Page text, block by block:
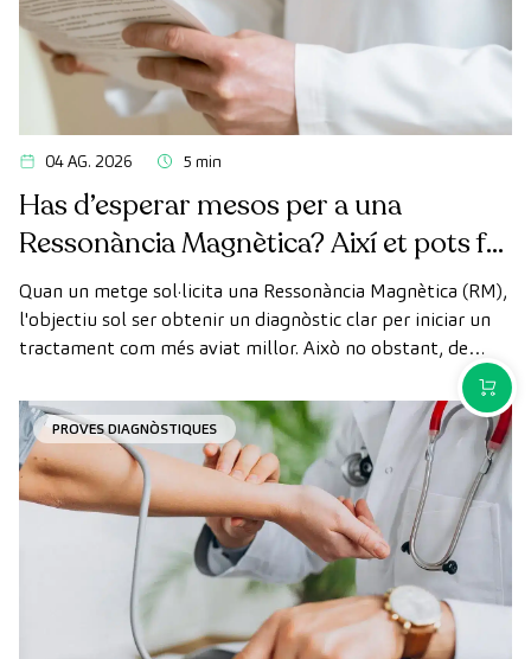
04 AG. 2026 5 min
Has d’esperar mesos per a una
Ressonància Magnètica? Així et pots fer
la prova de manera ràpida com a
pacient privat
Quan un metge sol·licita una Ressonància Magnètica (RM),
l'objectiu sol ser obtenir un diagnòstic clar per iniciar un
tractament com més aviat millor. Això no obstant, de
vegades, els terminis d'espera per aconseguir una cita
poden trigar més del desitjat.
PROVES DIAGNÒSTIQUES